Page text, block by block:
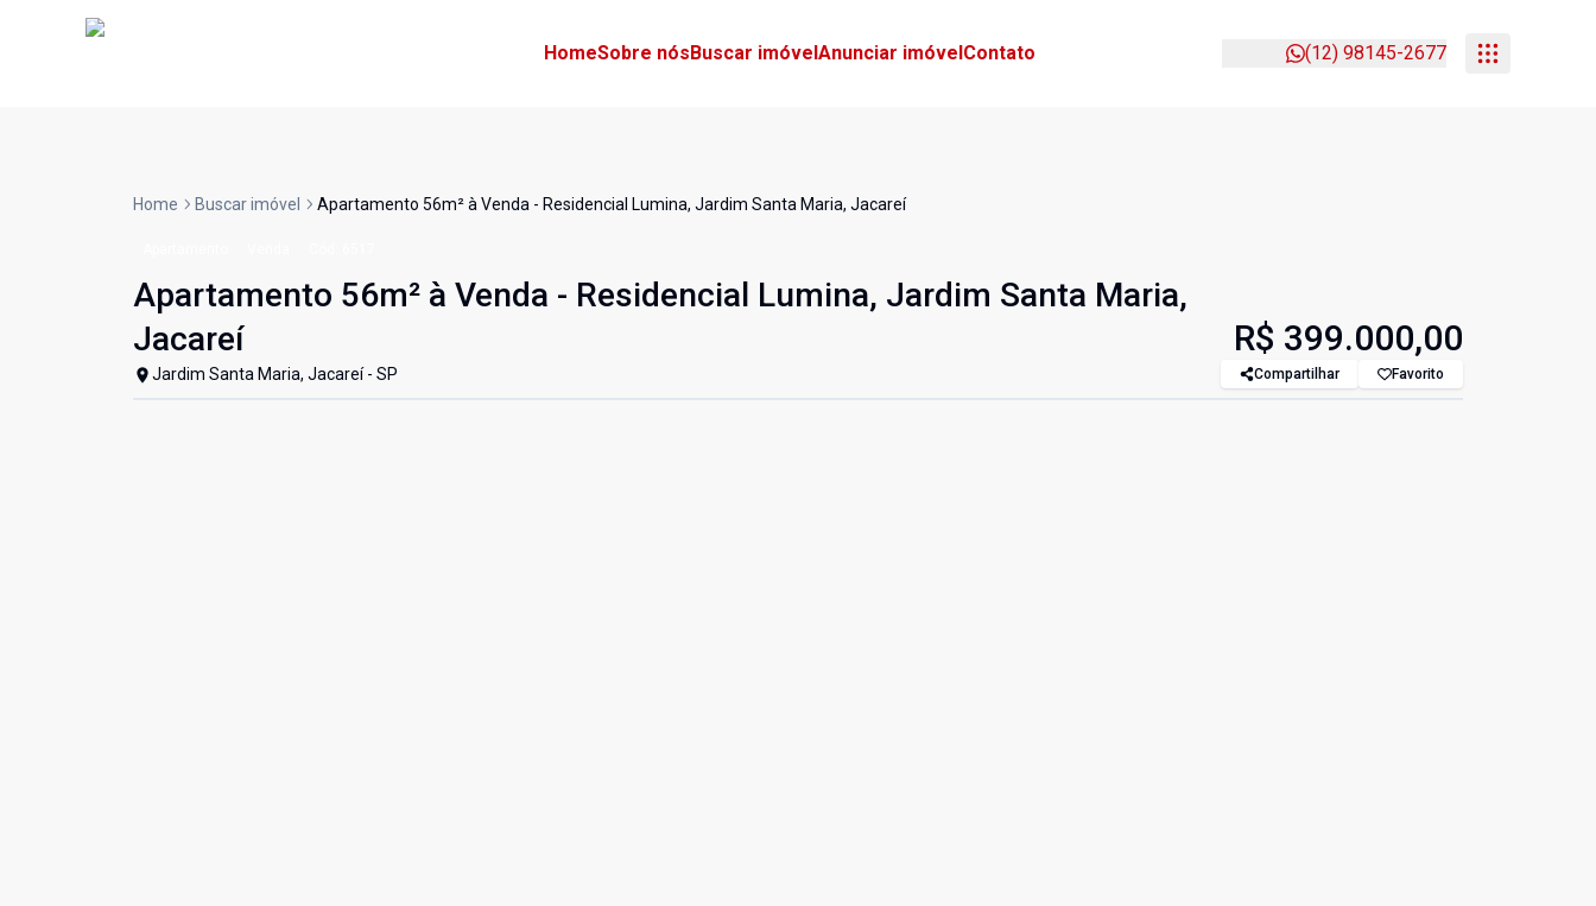
HomeSobre nósBuscar imóvelAnunciar imóvelContato (12) 98145-2677
Home Buscar imóvel Apartamento 56m² à Venda - Residencial Lumina, Jardim Santa Maria, Jacareí
Apartamento 56m² à Venda - Residencial Lumina, Jardim Santa Maria,
Jacareí
Jardim Santa Maria, Jacareí - SP
R$ 399.000,00
Compartilhar Favorito